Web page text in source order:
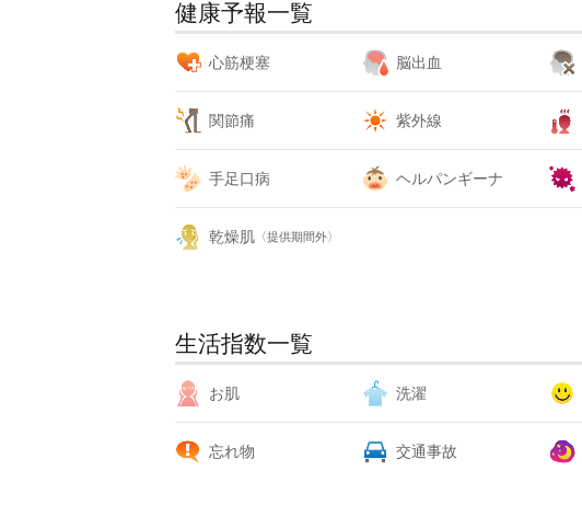
健康予報一覧
心筋梗塞 脳出血
関節痛 紫外線
手足口病 ヘルパンギーナ
乾燥肌 〈提供期間外〉
生活指数一覧
お肌 洗濯
忘れ物 交通事故